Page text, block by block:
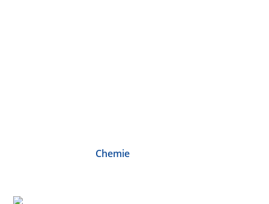
Chemie